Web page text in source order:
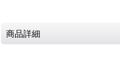
商品詳細